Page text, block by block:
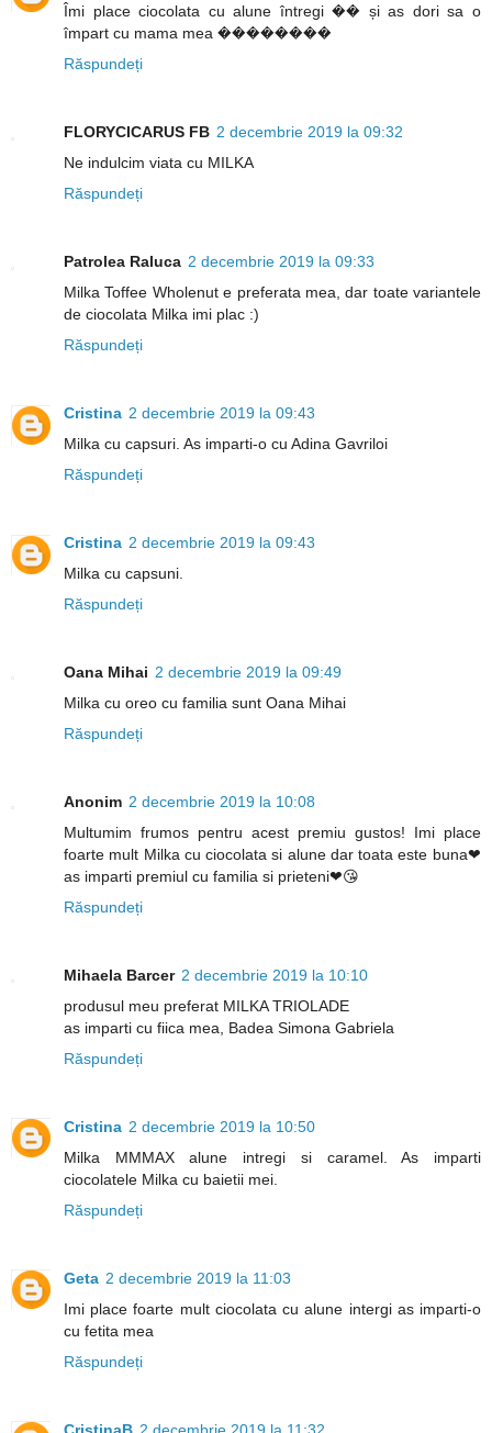
Îmi place ciocolata cu alune întregi �� și as dori sa o
împart cu mama mea ��������
Răspundeți
FLORYCICARUS FB 2 decembrie 2019 la 09:32
Ne indulcim viata cu MILKA
Răspundeți
Patrolea Raluca 2 decembrie 2019 la 09:33
Milka Toffee Wholenut e preferata mea, dar toate variantele
de ciocolata Milka imi plac :)
Răspundeți
Cristina 2 decembrie 2019 la 09:43
Milka cu capsuri. As imparti-o cu Adina Gavriloi
Răspundeți
Cristina 2 decembrie 2019 la 09:43
Milka cu capsuni.
Răspundeți
Oana Mihai 2 decembrie 2019 la 09:49
Milka cu oreo cu familia sunt Oana Mihai
Răspundeți
Anonim 2 decembrie 2019 la 10:08
Multumim frumos pentru acest premiu gustos! Imi place
foarte mult Milka cu ciocolata si alune dar toata este buna❤
as imparti premiul cu familia si prieteni❤😘
Răspundeți
Mihaela Barcer 2 decembrie 2019 la 10:10
produsul meu preferat MILKA TRIOLADE
as imparti cu fiica mea, Badea Simona Gabriela
Răspundeți
Cristina 2 decembrie 2019 la 10:50
Milka MMMAX alune intregi si caramel. As imparti
ciocolatele Milka cu baietii mei.
Răspundeți
Geta 2 decembrie 2019 la 11:03
Imi place foarte mult ciocolata cu alune intergi as imparti-o
cu fetita mea
Răspundeți
CristinaB 2 decembrie 2019 la 11:32